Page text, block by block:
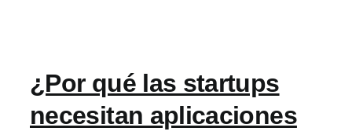
¿Por qué las startups
necesitan aplicaciones